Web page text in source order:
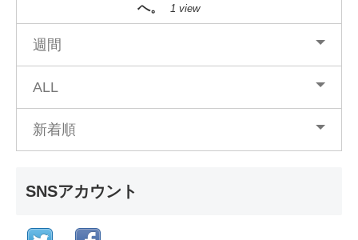
へ。
1 view
週間
ALL
新着順
SNSアカウント